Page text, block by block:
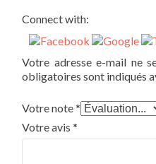
Connect with:
Votre adresse e-mail ne
obligatoires sont indiqués
Votre note*
Votre avis *